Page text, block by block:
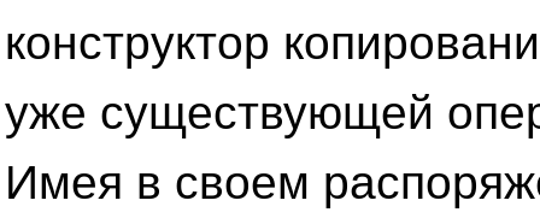
конструктор
уже существующей
Имея в своем